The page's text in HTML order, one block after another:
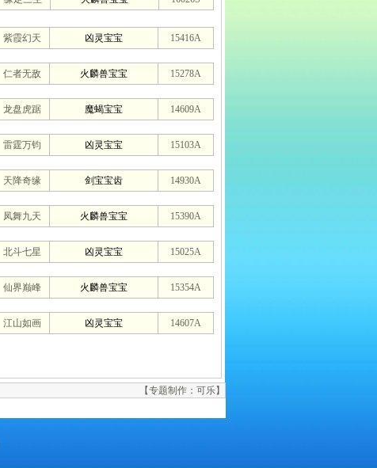
紫霞幻天 凶灵宝宝 15416A
仁者无敌 火麟兽宝宝 15278A
龙盘虎踞 魔蝎宝宝 14609A
雷霆万钧 凶灵宝宝 15103A
天降奇缘 剑宝宝齿 14930A
凤舞九天 火麟兽宝宝 15390A
北斗七星 凶灵宝宝 15025A
仙界巅峰 火麟兽宝宝 15354A
江山如画 凶灵宝宝 14607A
【专题制作：可乐】